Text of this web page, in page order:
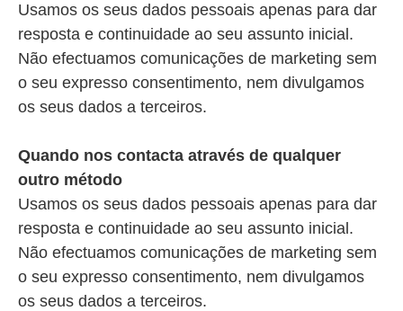
Usamos os seus dados pessoais apenas para dar
resposta e continuidade ao seu assunto inicial.
Não efectuamos comunicações de marketing sem
o seu expresso consentimento, nem divulgamos
os seus dados a terceiros.
Quando nos contacta através de qualquer
outro método
Usamos os seus dados pessoais apenas para dar
resposta e continuidade ao seu assunto inicial.
Não efectuamos comunicações de marketing sem
o seu expresso consentimento, nem divulgamos
os seus dados a terceiros.